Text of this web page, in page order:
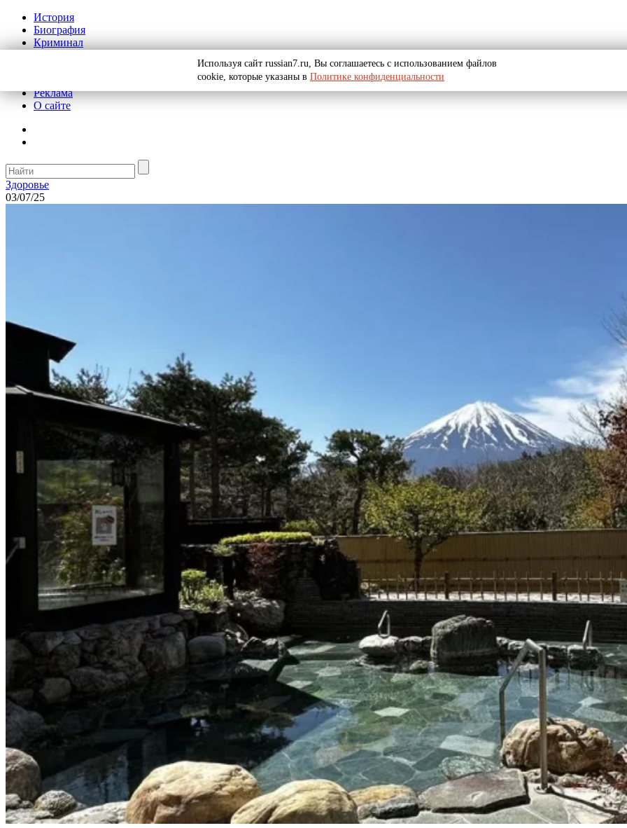
История
Биография
Криминал
Реклама
О сайте
Здоровье
03/07/25
Используя сайт russian7.ru, Вы соглашаетесь с использованием файлов
cookie, которые указаны в Политике конфиденциальности